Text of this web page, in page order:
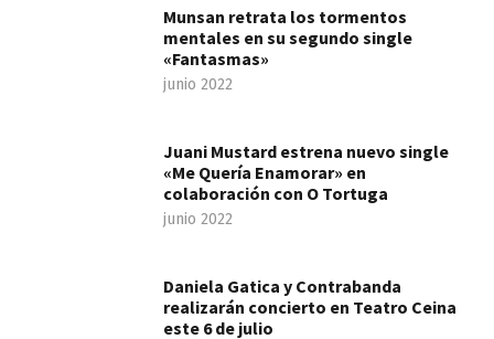
Munsan retrata los tormentos
mentales en su segundo single
«Fantasmas»
junio 2022
Juani Mustard estrena nuevo single
«Me Quería Enamorar» en
colaboración con O Tortuga
junio 2022
Daniela Gatica y Contrabanda
realizarán concierto en Teatro Ceina
este 6 de julio